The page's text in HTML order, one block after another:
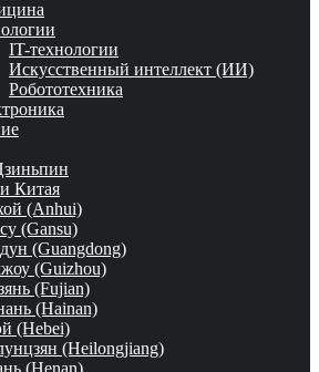
IT-технологии
Искусственный интеллект (ИИ)
Робототехника
Китая
(Anhui)
(Gansu)
(Guangdong)
(Guizhou)
(Fujian)
(Hainan)
(Hebei)
(Heilongjiang)
(Henan)